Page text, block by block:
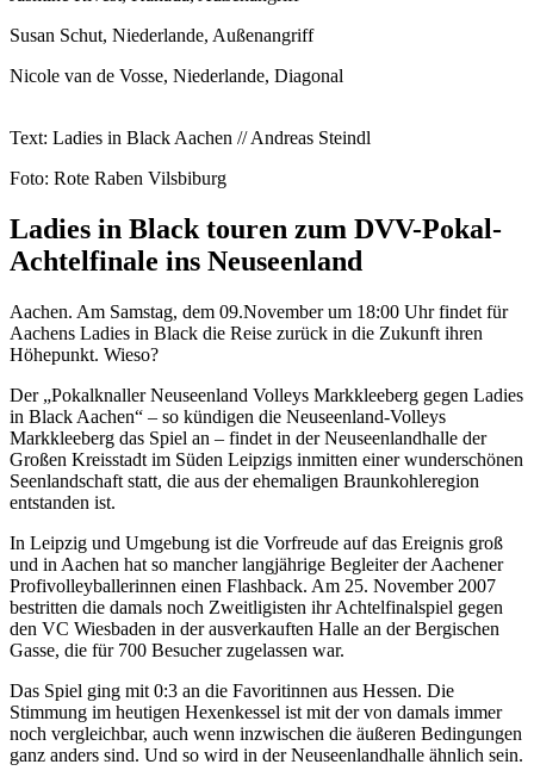
Susan Schut, Niederlande, Außenangriff
Nicole van de Vosse, Niederlande, Diagonal
Text: Ladies in Black Aachen // Andreas Steindl
Foto: Rote Raben Vilsbiburg
Ladies in Black touren zum DVV-Pokal-
Achtelfinale ins Neuseenland
Aachen. Am Samstag, dem 09.November um 18:00 Uhr findet für
Aachens Ladies in Black die Reise zurück in die Zukunft ihren
Höhepunkt. Wieso?
Der „Pokalknaller Neuseenland Volleys Markkleeberg gegen Ladies
in Black Aachen“ – so kündigen die Neuseenland-Volleys
Markkleeberg das Spiel an – findet in der Neuseenlandhalle der
Großen Kreisstadt im Süden Leipzigs inmitten einer wunderschönen
Seenlandschaft statt, die aus der ehemaligen Braunkohleregion
entstanden ist.
In Leipzig und Umgebung ist die Vorfreude auf das Ereignis groß
und in Aachen hat so mancher langjährige Begleiter der Aachener
Profivolleyballerinnen einen Flashback. Am 25. November 2007
bestritten die damals noch Zweitligisten ihr Achtelfinalspiel gegen
den VC Wiesbaden in der ausverkauften Halle an der Bergischen
Gasse, die für 700 Besucher zugelassen war.
Das Spiel ging mit 0:3 an die Favoritinnen aus Hessen. Die
Stimmung im heutigen Hexenkessel ist mit der von damals immer
noch vergleichbar, auch wenn inzwischen die äußeren Bedingungen
ganz anders sind. Und so wird in der Neuseenlandhalle ähnlich sein.